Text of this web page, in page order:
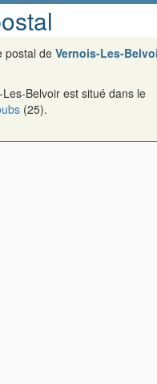
postal deVernois-Les-
Les-Belvoir est situé dans le
(25).